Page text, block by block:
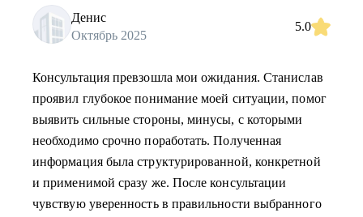
Денис
Октябрь 2025
5.0
Консультация превзошла мои ожидания. Станислав
проявил глубокое понимание моей ситуации, помог
выявить сильные стороны, минусы, c которыми
необходимо срочно поработать. Полученная
информация была структурированной, конкретной
и применимой сразу же. После консультации
чувствую уверенность в правильности выбранного